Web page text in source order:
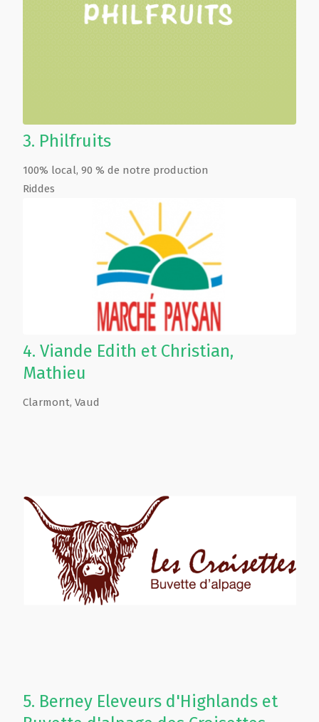
3. Philfruits
100% local, 90 % de notre production
Riddes
4. Viande Edith et Christian,
Mathieu
Clarmont, Vaud
5. Berney Eleveurs d'Highlands et